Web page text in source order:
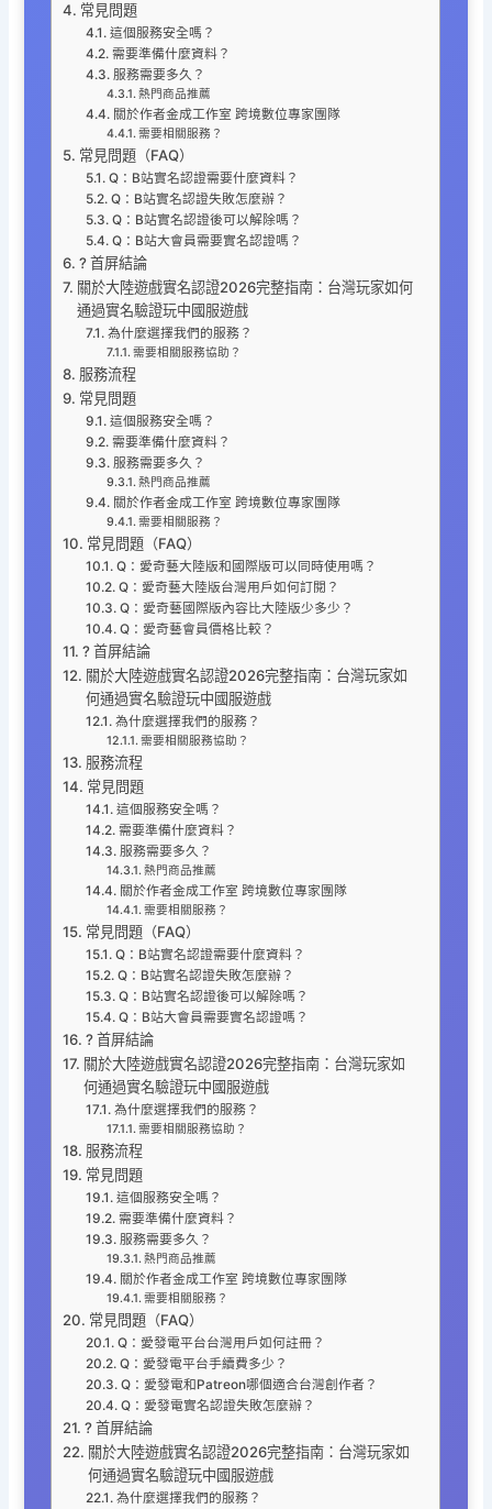
常見問題
這個服務安全嗎？
需要準備什麼資料？
服務需要多久？
熱門商品推薦
關於作者金成工作室 跨境數位專家團隊
需要相關服務？
常見問題（FAQ）
Q：B站實名認證需要什麼資料？
Q：B站實名認證失敗怎麼辦？
Q：B站實名認證後可以解除嗎？
Q：B站大會員需要實名認證嗎？
? 首屏結論
關於大陸遊戲實名認證2026完整指南：台灣玩家如何
通過實名驗證玩中國服遊戲
為什麼選擇我們的服務？
需要相關服務協助？
服務流程
常見問題
這個服務安全嗎？
需要準備什麼資料？
服務需要多久？
熱門商品推薦
關於作者金成工作室 跨境數位專家團隊
需要相關服務？
常見問題（FAQ）
Q：愛奇藝大陸版和國際版可以同時使用嗎？
Q：愛奇藝大陸版台灣用戶如何訂閱？
Q：愛奇藝國際版內容比大陸版少多少？
Q：愛奇藝會員價格比較？
? 首屏結論
關於大陸遊戲實名認證2026完整指南：台灣玩家如
何通過實名驗證玩中國服遊戲
為什麼選擇我們的服務？
需要相關服務協助？
服務流程
常見問題
這個服務安全嗎？
需要準備什麼資料？
服務需要多久？
熱門商品推薦
關於作者金成工作室 跨境數位專家團隊
需要相關服務？
常見問題（FAQ）
Q：B站實名認證需要什麼資料？
Q：B站實名認證失敗怎麼辦？
Q：B站實名認證後可以解除嗎？
Q：B站大會員需要實名認證嗎？
? 首屏結論
關於大陸遊戲實名認證2026完整指南：台灣玩家如
何通過實名驗證玩中國服遊戲
為什麼選擇我們的服務？
需要相關服務協助？
服務流程
常見問題
這個服務安全嗎？
需要準備什麼資料？
服務需要多久？
熱門商品推薦
關於作者金成工作室 跨境數位專家團隊
需要相關服務？
常見問題（FAQ）
Q：愛發電平台台灣用戶如何註冊？
Q：愛發電平台手續費多少？
Q：愛發電和Patreon哪個適合台灣創作者？
Q：愛發電實名認證失敗怎麼辦？
? 首屏結論
關於大陸遊戲實名認證2026完整指南：台灣玩家如
何通過實名驗證玩中國服遊戲
為什麼選擇我們的服務？